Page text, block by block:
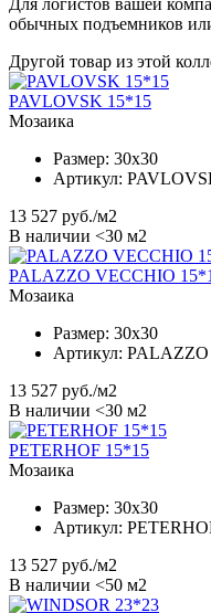
обычных подъемников
Другой товар из этой
PAVLOVSK 15*15
Мозаика
Размер: 30x30
Артикул:
13 527 руб./м2
В наличии <30 м2
PALAZZO VECCHIO
Мозаика
Размер: 30x30
Артикул:
13 527 руб./м2
В наличии <30 м2
PETERHOF 15*15
Мозаика
Размер: 30x30
Артикул:
13 527 руб./м2
В наличии <50 м2